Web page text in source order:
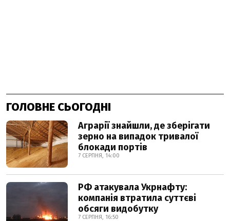
ГОЛОВНЕ СЬОГОДНІ
Аграрії знайшли, де зберігати
зерно на випадок тривалої
блокади портів
7 СЕРПНЯ, 14:00
РФ атакувала Укрнафту:
компанія втратила суттєві
обсяги видобутку
7 СЕРПНЯ, 16:50